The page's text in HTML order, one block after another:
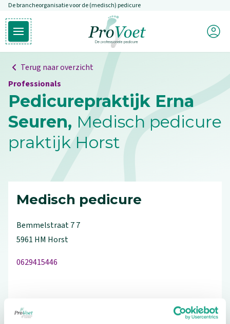
Overslaan en naar de inhoud gaan
De brancheorganisatie voor de (medisch) pedicure
Open hoofdmenu
Ga naar de homepagina
Mijn
Terug naar overzicht
Professionals
Pedicurepraktijk Erna
Seuren, Medisch pedicure
praktijk Horst
Medisch pedicure
Bemmelstraat77
5961 HM Horst
0629415446